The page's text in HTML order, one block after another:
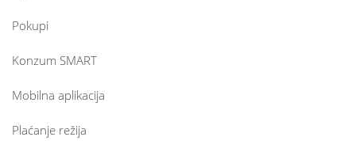
Pokupi
Konzum SMART
Mobilna aplikacija
Plaćanje režija